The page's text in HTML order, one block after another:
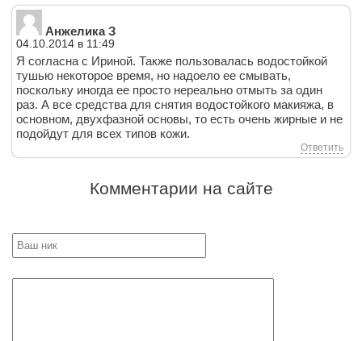
Анжелика З
04.10.2014 в 11:49
Я согласна с Ириной. Также пользовалась водостойкой
тушью некоторое время, но надоело ее смывать,
поскольку иногда ее просто нереально отмыть за один
раз. А все средства для снятия водостойкого макияжа, в
основном, двухфазной основы, то есть очень жирные и не
подойдут для всех типов кожи.
Ответить
Комментарии на сайте